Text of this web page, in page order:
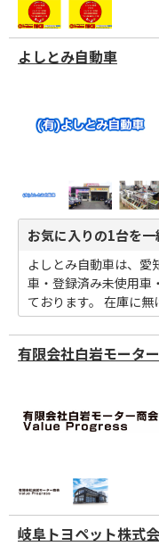
よしとみ自動車
お気に入りの1台を
よしとみ自動車は、愛
車・登録済み未使用車
ております。 在庫に無
有限会社白岩モータ
岐阜トヨペット株式